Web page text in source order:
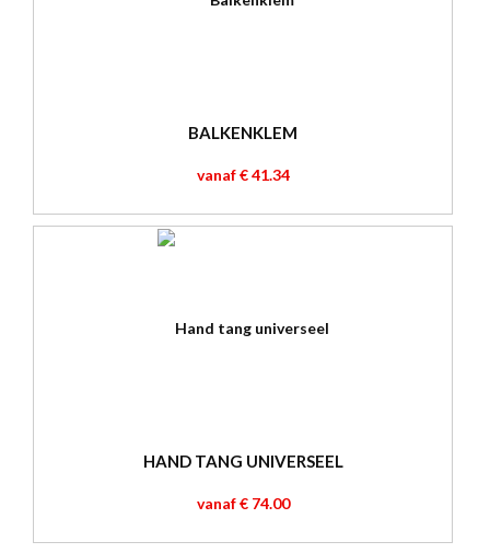
BALKENKLEM
vanaf € 41.34
HAND TANG UNIVERSEEL
vanaf € 74.00